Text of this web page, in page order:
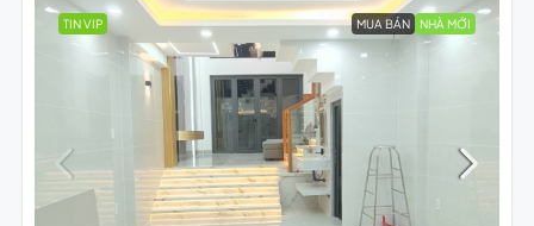
TIN VIP MUA BÁN NHÀ MỚI